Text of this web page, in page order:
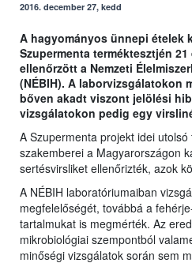
2016. december 27, kedd
A hagyományos ünnepi ételek
Szupermenta terméktesztjén
ellenőrzött a Nemzeti
(NÉBIH). A laborvizsgálatokon
bőven akadt viszont jelölési
vizsgálatokon pedig egy
A Szupermenta projekt idei
szakemberei a Magyarországon
sertésvirsliket ellenőrizték, azok
A NÉBIH laboratóriumaiban
megfelelőségét, továbbá a
tartalmukat is megmérték. Az
mikrobiológiai szempontból
minőségi vizsgálatok során sem